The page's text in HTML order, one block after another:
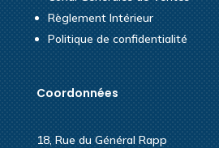
Règlement Intérieur
Politique de confidentialité
Coordonnées
18, Rue du Général Rapp